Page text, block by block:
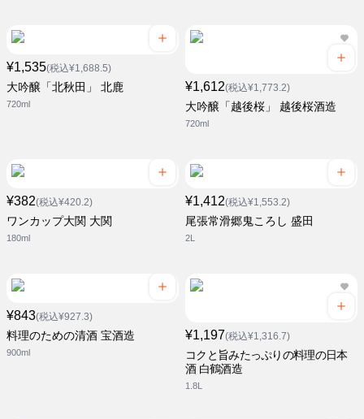
¥1,535(税込¥1,688.5)
大吟醸「北秋田」 北鹿
720ml
¥1,612(税込¥1,773.2)
大吟醸「越後桜」 越後桜酒造
720ml
¥382(税込¥420.2)
ワンカップ大関 大関
180ml
¥1,412(税込¥1,553.2)
尾張常滑郷鬼ころし 盛田
2L
¥843(税込¥927.3)
料理のための清酒 宝酒造
900ml
¥1,197(税込¥1,316.7)
コクと旨みたっぷりの料理の日本
酒 白鶴酒造
1.8L